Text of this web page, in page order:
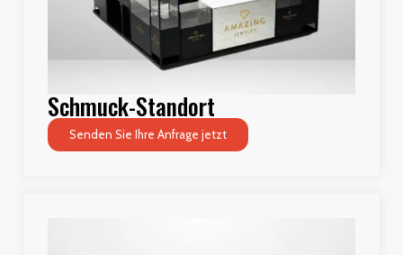
Schmuck-Standort
Senden Sie Ihre Anfrage jetzt